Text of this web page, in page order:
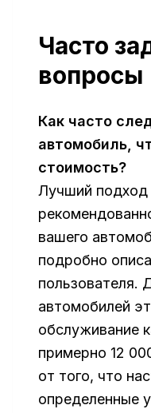
Часто
вопросы
Как часто
автомобиль,
стоимость?
Лучший подход
вашего
подробно
пользователя.
автомобилей
обслуживание
примерно 12
от того, что
определенные